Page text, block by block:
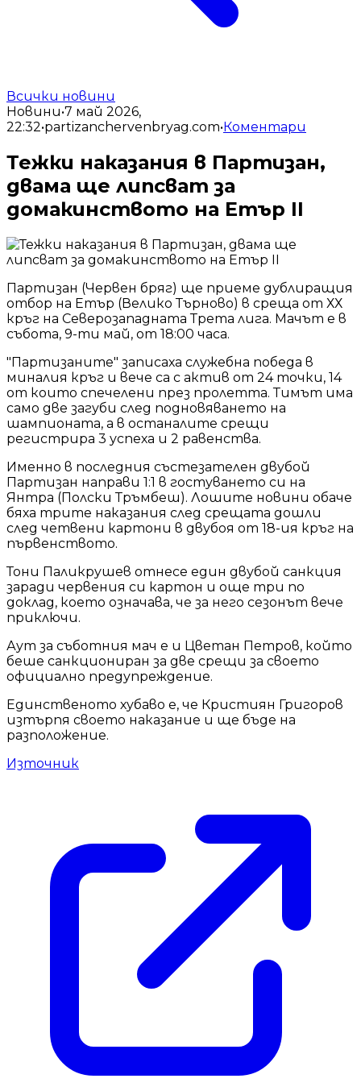
Всички новини
Новини•7 май 2026,
22:32•partizanchervenbryag.com•Коментари
Тежки наказания в Партизан,
двама ще липсват за
домакинството на Етър II
Партизан (Червен бряг) ще приеме дублиращия
отбор на Етър (Велико Търново) в среща от ХХ
кръг на Северозападната Трета лига. Мачът е в
събота, 9-ти май, от 18:00 часа.
"Партизаните" записаха служебна победа в
миналия кръг и вече са с актив от 24 точки, 14
от които спечелени през пролетта. Тимът има
само две загуби след подновяването на
шампионата, а в останалите срещи
регистрира 3 успеха и 2 равенства.
Именно в последния състезателен двубой
Партизан направи 1:1 в гостуването си на
Янтра (Полски Тръмбеш). Лошите новини обаче
бяха трите наказания след срещата дошли
след четвени картони в двубоя от 18-ия кръг на
първенството.
Тони Паликрушев отнесе един двубой санкция
заради червения си картон и още три по
доклад, което означава, че за него сезонът вече
приключи.
Аут за съботния мач е и Цветан Петров, който
беше санкциониран за две срещи за своето
официално предупреждение.
Единственото хубаво е, че Кристиян Григоров
изтърпя своето наказание и ще бъде на
разположение.
Източник